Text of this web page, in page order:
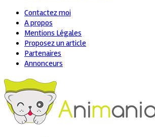
Contactez moi
A propos
Mentions Légales
Proposez un article
Partenaires
Annonceurs